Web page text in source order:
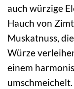
auch würzige
Hauch von
Muskatnuss,
Würze
einem
umschmeichelt.